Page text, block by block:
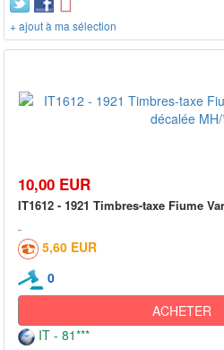
+ ajout à ma sélection
10,00 EUR
IT1612 - 1921 Timbres-taxe Fiume
5,60 EUR
0
ACHETER
IT - 81***